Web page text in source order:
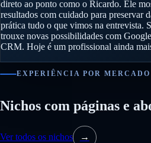
direto ao ponto como o Ricardo. Ele
resultados com cuidado para preservar
prática tudo o que vimos na entrevista.
trouxe novas possibilidades com
CRM. Hoje é um profissional ainda
EXPERIÊNCIA POR MERCADO
Nichos com páginas e
Ver todos os nichos →